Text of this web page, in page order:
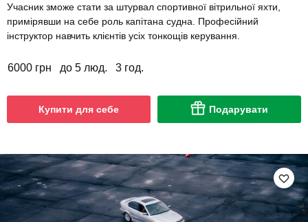
Учасник зможе стати за штурвал спортивної вітрильної яхти,
примірявши на себе роль капітана судна. Професійний
інструктор навчить клієнтів усіх тонкощів керування.
6000 грн до 5 люд. 3 год.
Купити для себе Подарувати